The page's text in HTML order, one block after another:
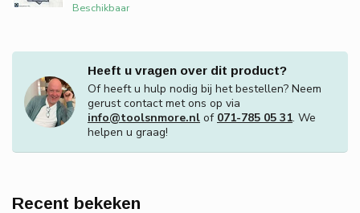
Beschikbaar
Heeft u vragen over dit product?
Of heeft u hulp nodig bij het bestellen? Neem
gerust contact met ons op via
info@toolsnmore.nl of 071-785 05 31. We
helpen u graag!
Recent bekeken